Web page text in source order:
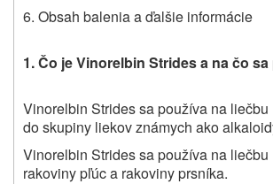
6. Obsah balenia a ďalšie informácie
1. Čo je Vinorelbin Strides a na čo
Vinorelbin Strides sa používa na
do skupiny liekov známych ako
Vinorelbin Strides sa používa na
rakoviny pľúc a rakoviny prsníka.